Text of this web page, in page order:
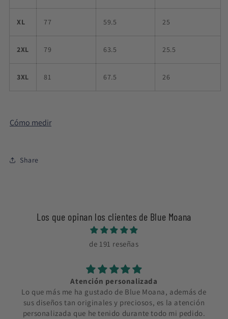
XL 77 59.5 25
2XL 79 63.5 25.5
3XL 81 67.5 26
Cómo medir
Share
Los que opinan los clientes de Blue Moana
de 191 reseñas
Atención personalizada
Lo que más me ha gustado de Blue Moana, además de
sus diseños tan originales y preciosos, es la atención
personalizada que he tenido durante todo mi pedido.